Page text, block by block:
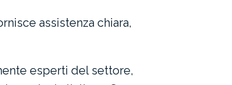
assistenza chiara,
esperti del settore,